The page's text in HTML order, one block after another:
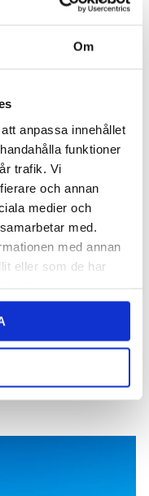
Om
anpassa innehållet
funktioner
trafik. Vi
och annan
medier och
med.
med annan
eller som de har